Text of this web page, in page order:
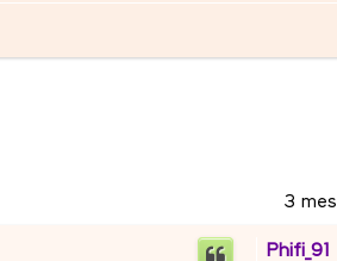
3
Phifi_91